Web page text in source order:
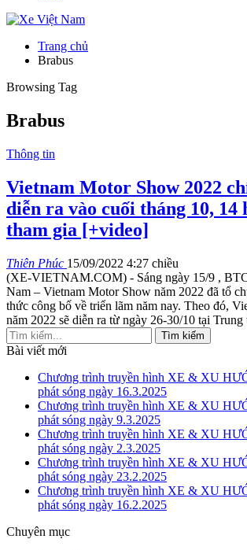
Trang chủ
Brabus
Browsing Tag
Brabus
Thông tin
Vietnam Motor Show 2022
diễn ra vào cuối tháng 10, 14
tham gia [+video]
Thiên Phúc 15/09/2022 4:27 chiều
(XE-VIETNAM.COM) - Sáng ngày 15/9 ,
Nam – Vietnam Motor Show năm 2022 đã tổ
thức công bố về triển lãm năm nay. Theo đó,
năm 2022 sẽ diễn ra từ ngày 26-30/10 tại Trung
Bài viết mới
Chương trình truyền hình XE & XU
phát sóng ngày 16.3.2025
Chương trình truyền hình XE & XU
phát sóng ngày 9.3.2025
Chương trình truyền hình XE & XU
phát sóng ngày 2.3.2025
Chương trình truyền hình XE & XU
phát sóng ngày 23.2.2025
Chương trình truyền hình XE & XU
phát sóng ngày 16.2.2025
Chuyên mục